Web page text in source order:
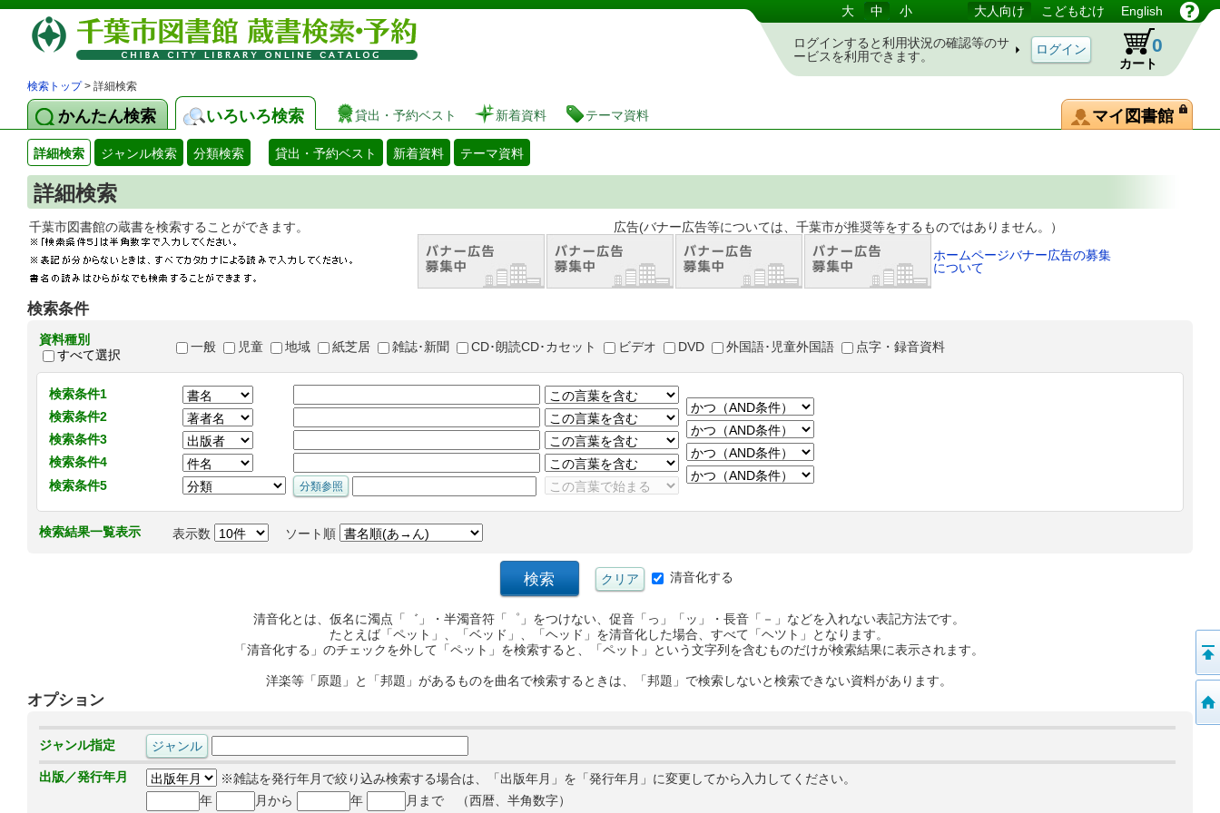
図書館 蔵書検索・予約システム 大 中 小 大人向け こどもむけ English
ログインすると利用状況の確認等のサ
ービスを利用できます。
カート
0
検索トップ> 詳細検索
かんたん検索 いろいろ検索 貸出・予約ベスト 新着資料 テーマ資料 マイ図書館
詳細検索 ジャンル検索 分類検索 貸出・予約ベスト 新着資料 テーマ資料
詳細検索
千葉市図書館の蔵書を検索することができます。 広告(バナー広告等については、千葉市が推奨等をするものではありません。）
ホームページバナー広告の募集
について
検索条件
資料種別
すべて選択
一般 児童 地域 紙芝居 雑誌･新聞 CD･朗読CD･カセット ビデオ DVD 外国語･児童外国語 点字・録音資料
検索条件1
検索条件2
検索条件3
検索条件4
検索条件5
検索結果一覧表示 表示数 ソート順
清音化する
清音化とは、仮名に濁点「゛」・半濁音符「゜」をつけない、促音「っ」「ッ」・長音「－」などを入れない表記方法です。
たとえば「ペット」、「ベッド」、「ヘッド」を清音化した場合、すべて「ヘツト」となります。
「清音化する」のチェックを外して「ペット」を検索すると、「ペット」という文字列を含むものだけが検索結果に表示されます。
洋楽等「原題」と「邦題」があるものを曲名で検索するときは、「邦題」で検索しないと検索できない資料があります。
オプション
ジャンル指定
出版／発行年月
※雑誌を発行年月で絞り込み検索する場合は、「出版年月」を「発行年月」に変更してから入力してください。
年
月から 年 月まで （西暦、半角数字）